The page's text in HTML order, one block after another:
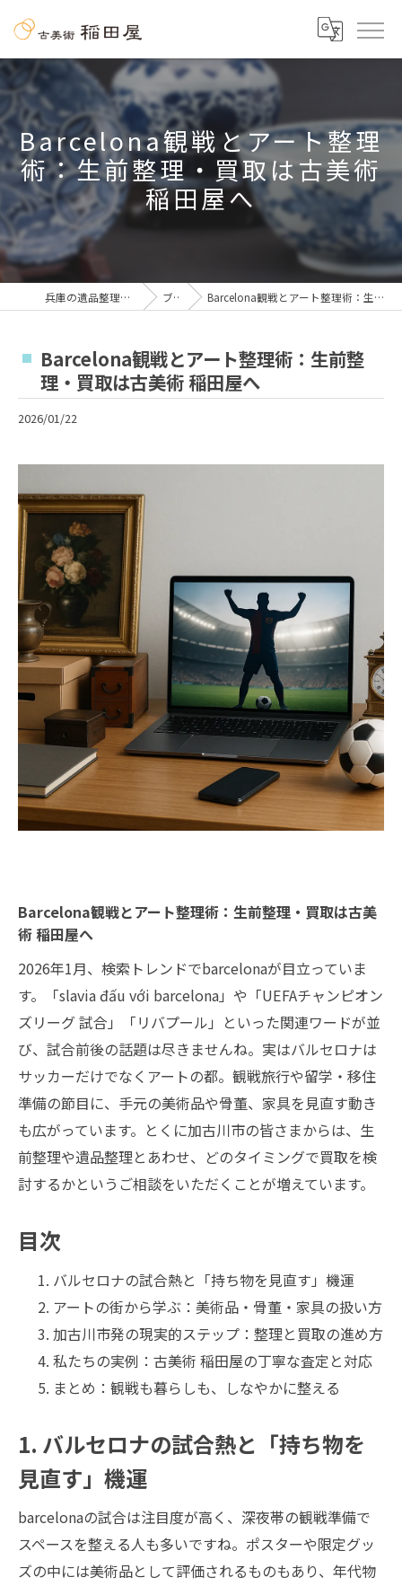
Barcelona観戦とアート整理
術：生前整理・買取は古美術
稲田屋へ
兵庫の遺品整理なら古美術 稲田屋 ブログ Barcelona観戦とアート整理術：生前整理・買取は古美術 稲田屋へ
Barcelona観戦とアート整理術：生前整
理・買取は古美術 稲田屋へ
2026/01/22
Barcelona観戦とアート整理術：生前整理・買取は古美
術 稲田屋へ
2026年1月、検索トレンドでbarcelonaが目立っていま
す。「slavia đấu với barcelona」や「UEFAチャンピオン
ズリーグ 試合」「リバプール」といった関連ワードが並
び、試合前後の話題は尽きませんね。実はバルセロナは
サッカーだけでなくアートの都。観戦旅行や留学・移住
準備の節目に、手元の美術品や骨董、家具を見直す動き
も広がっています。とくに加古川市の皆さまからは、生
前整理や遺品整理とあわせ、どのタイミングで買取を検
討するかというご相談をいただくことが増えています。
目次
バルセロナの試合熱と「持ち物を見直す」機運
アートの街から学ぶ：美術品・骨董・家具の扱い方
加古川市発の現実的ステップ：整理と買取の進め方
私たちの実例：古美術 稲田屋の丁寧な査定と対応
まとめ：観戦も暮らしも、しなやかに整える
1. バルセロナの試合熱と「持ち物を
見直す」機運
barcelonaの試合は注目度が高く、深夜帯の観戦準備で
スペースを整える人も多いですね。ポスターや限定グッ
ズの中には美術品として評価されるものもあり、年代物